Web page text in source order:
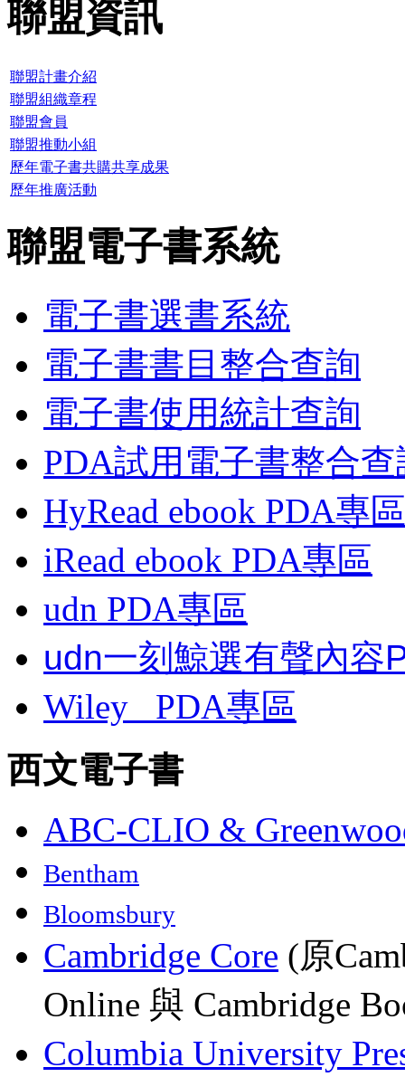
聯盟資訊
聯盟計畫介紹
聯盟組織章程
聯盟會員
聯盟推動小組
歷年電子書共購共享成果
歷年推廣活動
聯盟電子書系統
電子書選書系統
電子書書目整合查詢
電子書使用統計查詢
PDA試用電子書整合查
HyRead ebook PDA專區
iRead ebook PDA專區
udn PDA專區
udn一刻鯨選有聲內容
Wiley
PDA專區
西文電子書
ABC-CLIO &
Bentham
Bloomsbury
Cambridge Core (原
Online 與 Cambridge
Columbia University